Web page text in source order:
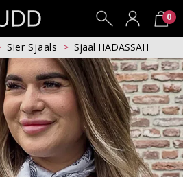
0
Sier Sjaals Sjaal HADASSAH